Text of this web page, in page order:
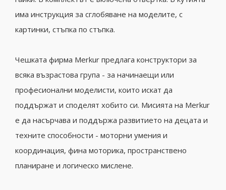
има инструкция за сглобяване на моделите, с
картинки, стъпка по стъпка.
Чешката фирма Merkur предлага конструктори за
всяка възрастова група - за начинаещи или
професионални моделисти, които искат да
поддържат и споделят хобито си. Мисията на Merkur
е да насърчава и поддържа развитието на децата и
техните способности - моторни умения и
координация, фина моторика, пространствено
планиране и логическо мислене.